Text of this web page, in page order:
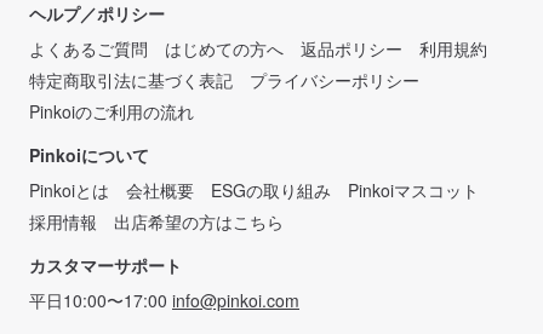
ヘルプ／ポリシー
よくあるご質問
はじめての方へ 返品ポリシー
利用規約
特定商取引法に基づく表記
プライバシーポリシー
Pinkoiのご利用の流れ
Pinkoiについて
Pinkoiとは
会社概要 ESGの取り組み
Pinkoiマスコット
採用情報
出店希望の方はこちら
カスタマーサポート
平日10:00〜17:00 info@pinkoi.com